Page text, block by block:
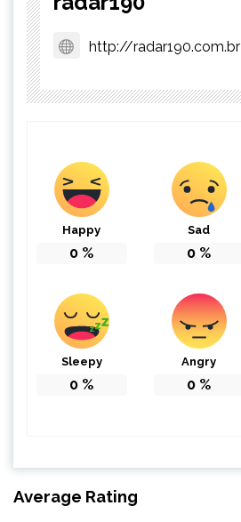
http://radar190.com.br
Happy
0 %
Sad
0 %
Sleepy
0 %
Angry
0 %
Average Rating